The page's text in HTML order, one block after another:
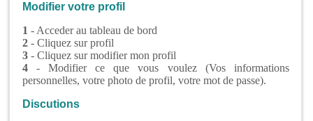
Modifier votre profil
1 - Acceder au tableau de bord
2- Cliquez sur profil
3- Cliquez sur modifier mon profil
4- Modifier ce que vous voulez (Vos informations
personnelles, votre photo de profil, votre mot de passe).
Discutions